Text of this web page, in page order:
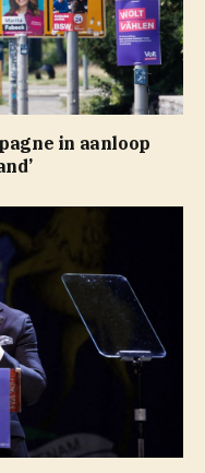
in aanloop